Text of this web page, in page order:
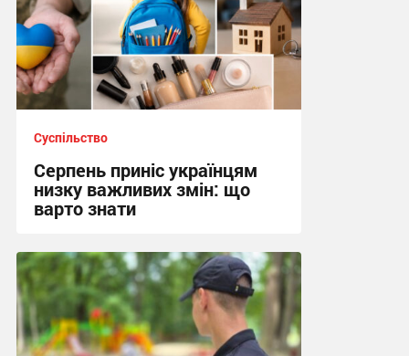
Суспільство
Серпень приніс українцям
низку важливих змін: що
варто знати
22:18, 2.08.2026